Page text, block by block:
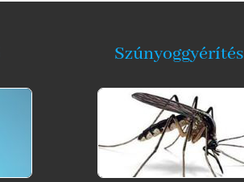
Szúnyoggyérítés